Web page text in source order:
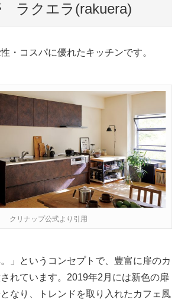
ラクエラ(rakuera)
・コスパに優れたキッチンです。
クリナップ公式より引用
。」というコンセプトで、豊富に扉のカ
れています。2019年2月には新色の扉
なり、トレンドを取り入れたカフェ風